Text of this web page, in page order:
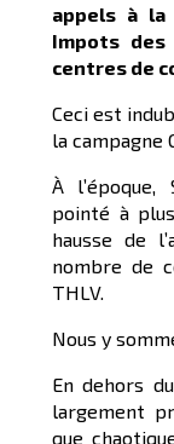
appels à la
Impots des
centres de
Ceci est
la campagne
À l’époque,
pointé à
hausse de
nombre de
THLV.
Nous y
En dehors
largement
que